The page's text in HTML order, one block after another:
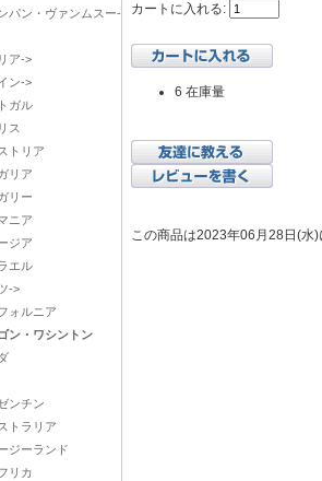
パン・ヴァンムスー-
ア->
ン->
ガル
ス
トリア
リア
リー
ニア
ジア
エル
->
ォルニア
ン・ワシントン
ンチン
トラリア
ジーランド
リカ
カートに入れる:
6 在庫量
この商品は2023年06月28日(水